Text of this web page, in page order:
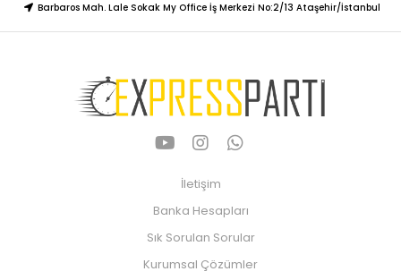
Barbaros Mah. Lale Sokak My Office İş Merkezi No:2/13 Ataşehir/İstanbul
İletişim
Banka Hesapları
Sık Sorulan Sorular
Kurumsal Çözümler